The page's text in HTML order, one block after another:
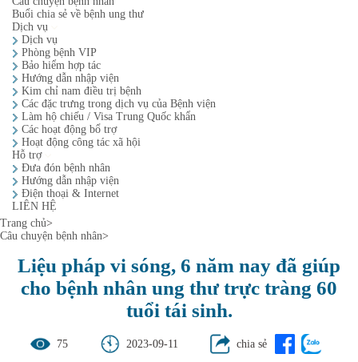
Buổi chia sẻ về bệnh ung thư
Dịch vụ
Dịch vụ
Phòng bệnh VIP
Bảo hiểm hợp tác
Hướng dẫn nhập viện
Kim chỉ nam điều trị bệnh
Các đặc trưng trong dịch vụ của Bệnh viện
Làm hộ chiếu / Visa Trung Quốc khẩn
Các hoạt động bổ trợ
Hoạt động công tác xã hội
Hỗ trợ
Đưa đón bệnh nhân
Hướng dẫn nhập viện
Điện thoại & Internet
LIÊN HỆ
Trang chủ>
Câu chuyện bệnh nhân>
Liệu pháp vi sóng, 6 năm nay đã giúp
cho bệnh nhân ung thư trực tràng 60
tuổi tái sinh.
75 2023-09-11 chia sẻ